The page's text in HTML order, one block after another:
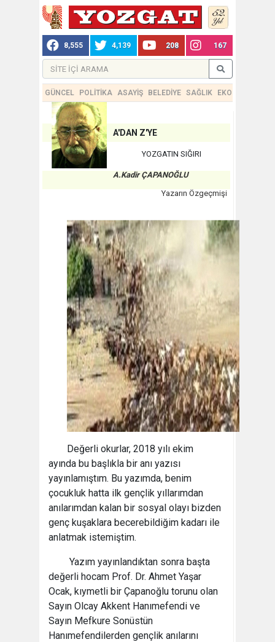
8,555 4,139 208 167
GÜNCEL POLİTİKA ASAYİŞ BELEDİYE SAĞLIK EKONOMİ
A'DAN Z'YE
YOZGATIN SIĞIRI
A.Kadir ÇAPANOĞLU
Yazarın Özgeçmişi
Değerli okurlar, 2018 yılı ekim
ayında bu başlıkla bir anı yazısı
yayınlamıştım. Bu yazımda, benim
çocukluk hatta ilk gençlik yıllarımdan
anılarımdan kalan bir sosyal olayı bizden
genç kuşaklara becerebildiğim kadarı ile
anlatmak istemiştim.
Yazım yayınlandıktan sonra başta
değerli hocam Prof. Dr. Ahmet Yaşar
Ocak, kıymetli bir Çapanoğlu torunu olan
Sayın Olcay Akkent Hanımefendi ve
Sayın Mefkure Sonüstün
Hanımefendilerden gençlik anılarını